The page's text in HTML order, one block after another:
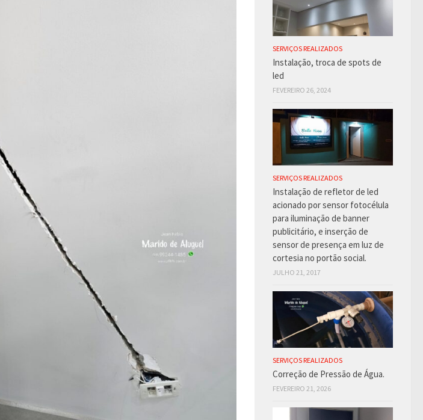
SERVIÇOS REALIZADOS
Instalação, troca de spots de
led
FEVEREIRO 26, 2024
SERVIÇOS REALIZADOS
Instalação de refletor de led
acionado por sensor fotocélula
para iluminação de banner
publicitário, e inserção de
sensor de presença em luz de
cortesia no portão social.
JULHO 21, 2017
SERVIÇOS REALIZADOS
Correção de Pressão de Água.
FEVEREIRO 21, 2026